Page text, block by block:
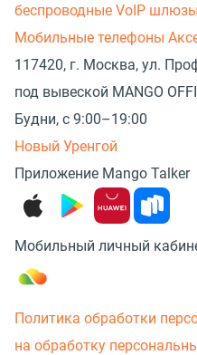
беспроводные VoIP шлюзы
Мобильные телефоны
117420, г. Москва, ул.
под вывеской MANGO
Будни, с 9:00–19:00
Новый Уренгой
Приложение Mango Talker
Мобильный личный
Политика обработки
на обработку